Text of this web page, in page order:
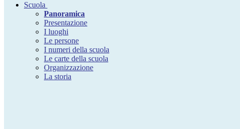
Scuola
Panoramica
Presentazione
I luoghi
Le persone
I numeri della scuola
Le carte della scuola
Organizzazione
La storia